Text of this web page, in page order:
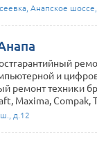
Анапское
и
ремонт техники
Maxima, Compak,
д.12